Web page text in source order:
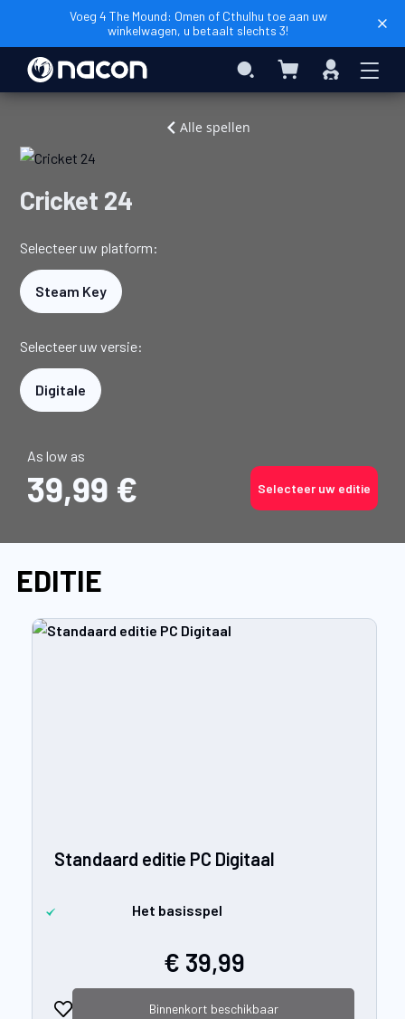
Voeg 4 The Mound: Omen of Cthulhu toe aan uw
winkelwagen, u betaalt slechts 3!
Search Winkelwagen
Inloggen
Home
Videogames
Alle spellen
Cricket 24
Selecteer uw platform:
Steam Key
Selecteer uw versie:
Digitale
As low as
39,99 € Selecteer uw editie
EDITIE
Standaard editie PC Digitaal
Het basisspel
€ 39,99
Binnenkort beschikbaar